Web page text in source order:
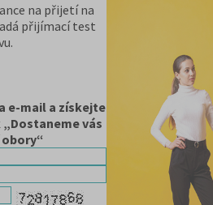
na přijetí na
přijímací test
e-mail a získejte
„Dostaneme vás